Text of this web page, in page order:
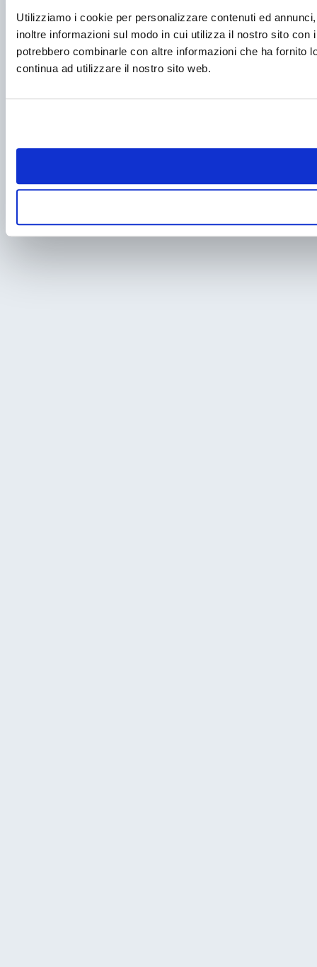
Utilizziamo i cookie per personalizzare contenuti ed
inoltre informazioni sul modo in cui utilizza il nostro sito
potrebbero combinarle con altre informazioni che ha
continua ad utilizzare il nostro sito web.